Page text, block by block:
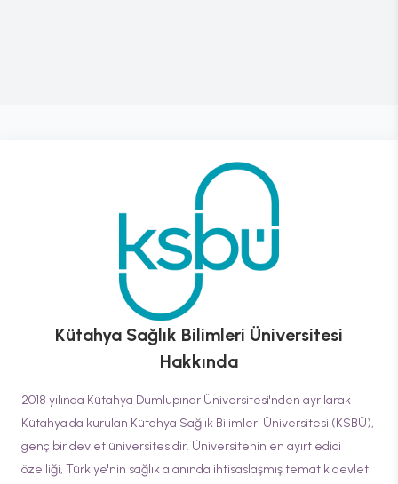
Kütahya Sağlık Bilimleri Üniversitesi
Hakkında
2018 yılında Kütahya Dumlupınar Üniversitesi'nden ayrılarak
Kütahya'da kurulan Kütahya Sağlık Bilimleri Üniversitesi (KSBÜ),
genç bir devlet üniversitesidir. Üniversitenin en ayırt edici
özelliği, Türkiye'nin sağlık alanında ihtisaslaşmış tematik devlet